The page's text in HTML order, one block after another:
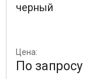
черный
Цена:
По запросу